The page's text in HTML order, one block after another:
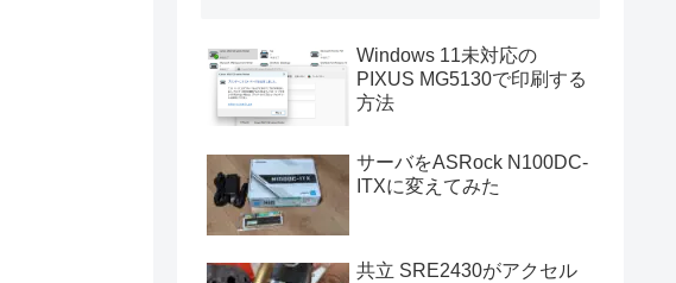
Windows 11未対応の
PIXUS MG5130で印刷する
方法
サーバをASRock N100DC-
ITXに変えてみた
共立 SRE2430がアクセル